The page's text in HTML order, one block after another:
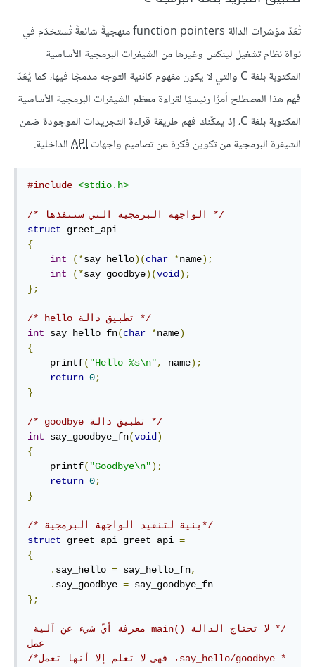
تُعَدّ مؤشرات الدالة function pointers منهجيةً شائعةً تُستخدَم في
نواة نظام تشغيل لينكس وغيرها من الشيفرات البرمجية الأساسية
المكتوبة بلغة C والتي لا يكون مفهوم كائنية التوجه مدمجًا فيها، كما يُعَدّ
فهم هذا المصطلح أمرًا رئيسيًا لقراءة معظم الشيفرات البرمجية الأساسية
المكتوبة بلغة C، إذ يمكّنك فهم طريقة قراءة التجريدات الموجودة ضمن
الشيفرة البرمجية من تكوين فكرة عن تصاميم واجهاتAPIالداخلية.
#include <stdio.h>
/* الواجهة البرمجية التي سننفذها */
struct
{
int
(*say_hello)(char *name);
int
(*say_goodbye)(void );
};
/* تطبيق دالة hello */
int say_hello_fn(char *name)
{
    printf
( "Hello %s\n", name);
return 0;
}
/* تطبيق دالة goodbye */
int say_goodbye_fn(void )
{
    printf
( "Goodbye\n");
return 0;
}
/* بنية لتنفيذ الواجهة البرمجية*/
struct greet_api greet_api =
{
. say_hello = say_hello_fn,
. say_goodbye =
};
عمل
‫* say_hello/goodbye، فهي لا تعلم إلا أنها تعمل*/